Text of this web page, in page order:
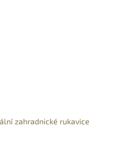
zahradnické rukavice